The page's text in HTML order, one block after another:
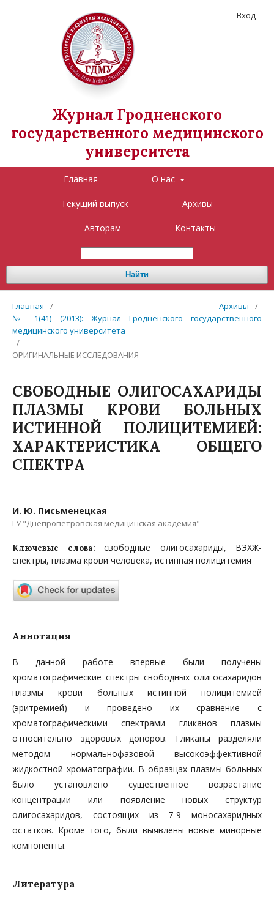
Журнал Гродненского
государственного медицинского
университета
Главная О нас
Текущий выпуск Архивы
Авторам Контакты
Найти
Вход
Главная / Архивы
/
№ 1(41) (2013): Журнал Гродненского государственного
медицинского университета
/
ОРИГИНАЛЬНЫЕ ИССЛЕДОВАНИЯ
СВОБОДНЫЕ ОЛИГОСАХАРИДЫ
ПЛАЗМЫ КРОВИ БОЛЬНЫХ
ИСТИННОЙ ПОЛИЦИТЕМИЕЙ:
ХАРАКТЕРИСТИКА ОБЩЕГО
СПЕКТРА
И. Ю. Письменецкая
ГУ "Днепропетровская медицинская академия"
Ключевые слова: свободные олигосахариды, ВЭХЖ-
спектры, плазма крови человека, истинная полицитемия
Аннотация
В данной работе впервые были получены
хроматографические спектры свободных олигосахаридов
плазмы крови больных истинной полицитемией
(эритремией) и проведено их сравнение с
хроматографическими спектрами гликанов плазмы
относительно здоровых доноров. Гликаны разделяли
методом нормальнофазовой высокоэффективной
жидкостной хроматографии. В образцах плазмы больных
было установлено существенное возрастание
концентрации или появление новых структур
олигосахаридов, состоящих из 7-9 моносахаридных
остатков. Кроме того, были выявлены новые минорные
компоненты.
Литература